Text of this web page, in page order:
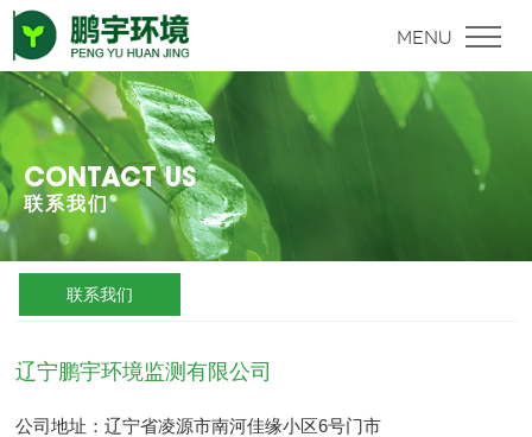
CONTACT US
联系我们
联系我们
辽宁鹏宇环境监测有限公司
公司地址：辽宁省凌源市南河佳缘小区6号门市